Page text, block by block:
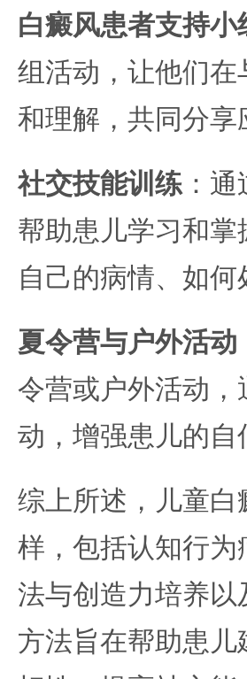
白癜风患者支持小
组活动，让他们
和理解，共同分
社交技能训练 ：
帮助患儿学习和
自己的病情、如
夏令营与户外活动
令营或户外活动
动，增强患儿的
综上所述，儿童
样，包括认知行
法与创造力培养
方法旨在帮助患